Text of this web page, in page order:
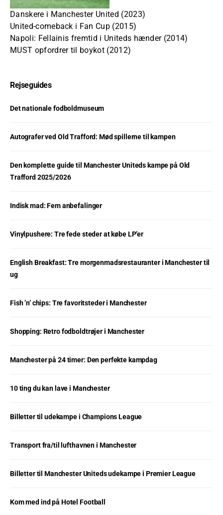
Danskere i Manchester United (2023)
United-comeback i Fan Cup (2015)
Napoli: Fellainis fremtid i Uniteds hænder (2014)
MUST opfordrer til boykot (2012)
Rejseguides
Det nationale fodboldmuseum
Autografer ved Old Trafford: Mød spillerne til kampen
Den komplette guide til Manchester Uniteds kampe på Old
Trafford 2025/2026
Indisk mad: Fem anbefalinger
Vinylpushere: Tre fede steder at købe LP’er
English Breakfast: Tre morgenmadsrestauranter i Manchester til
ug
Fish ’n’ chips: Tre favoritsteder i Manchester
Shopping: Retro fodboldtrøjer i Manchester
Manchester på 24 timer: Den perfekte kampdag
10 ting du kan lave i Manchester
Billetter til udekampe i Champions League
Transport fra/til lufthavnen i Manchester
Billetter til Manchester Uniteds udekampe i Premier League
Kom med ind på Hotel Football